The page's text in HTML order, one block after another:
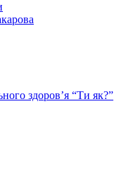
здоров’я “Ти як?”